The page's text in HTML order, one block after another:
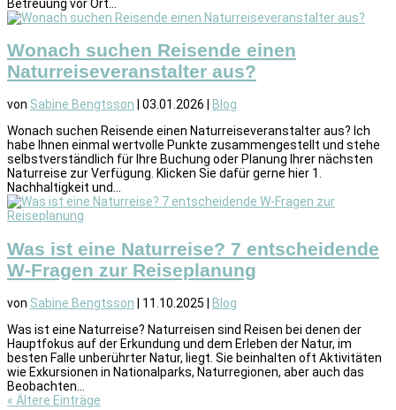
Betreuung vor Ort...
Wonach suchen Reisende einen
Naturreiseveranstalter aus?
von Sabine Bengtsson 03.01.2026
Blog
Wonach suchen Reisende einen Naturreiseveranstalter aus? Ich
habe Ihnen einmal wertvolle Punkte zusammengestellt und stehe
selbstverständlich für Ihre Buchung oder Planung Ihrer nächsten
Naturreise zur Verfügung. Klicken Sie dafür gerne hier 1.
Nachhaltigkeit und...
Was ist eine Naturreise? 7 entscheidende
W-Fragen zur Reiseplanung
von Sabine Bengtsson 11.10.2025
Blog
Was ist eine Naturreise? Naturreisen sind Reisen bei denen der
Hauptfokus auf der Erkundung und dem Erleben der Natur, im
besten Falle unberührter Natur, liegt. Sie beinhalten oft Aktivitäten
wie Exkursionen in Nationalparks, Naturregionen, aber auch das
Beobachten...
« Ältere Einträge